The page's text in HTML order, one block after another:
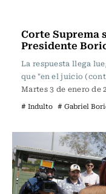
Corte Suprema
Presidente
La respuesta llega
que "en el juicio
Martes 3 de enero de
# Indulto # Gabriel